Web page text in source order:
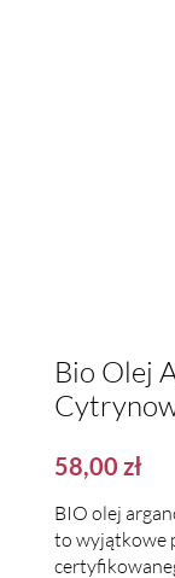
Bio Olej
58,00 zł
BIO olej
to wyjątkowe